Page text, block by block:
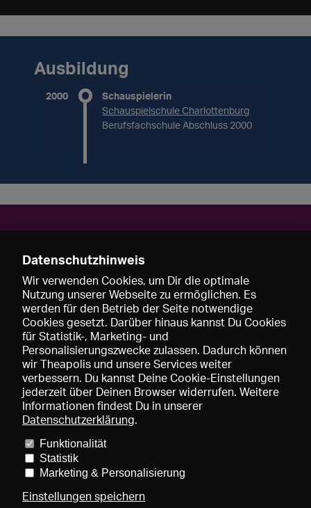
Ausbildung
2000
Schauspielerin
Schauspielschule Charlottenburg
Berufsfachschule Abschluss 2000
Kontakt
Kristina Günther
kristina.g@posteo.de
www.theaterhagen.de
meetingbrno.cz
Preise und Mitgliedschaften
Mediadaten
Über uns Impressum
Datenschutzhinweis
Wir verwenden Cookies, um Dir die optimale
Nutzung unserer Webseite zu ermöglichen. Es
werden für den Betrieb der Seite notwendige
Cookies gesetzt. Darüber hinaus kannst Du Cookies
für Statistik-, Marketing- und
Personalisierungszwecke zulassen. Dadurch können
wir Theapolis und unsere Services weiter
verbessern. Du kannst Deine Cookie-Einstellungen
jederzeit über Deinen Browser widerrufen. Weitere
Informationen findest Du in unserer
Datenschutzerklärung.
Funktionalität
Statistik
Marketing & Personalisierung
Einstellungen speichern